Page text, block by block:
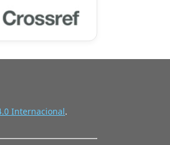
Internacional.